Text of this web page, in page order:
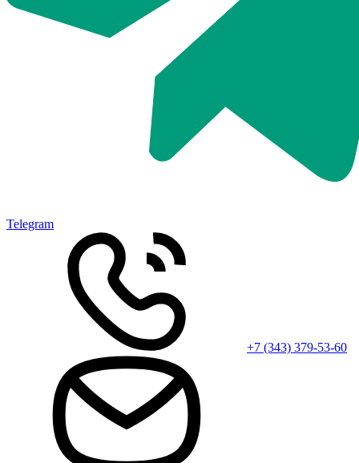
Telegram
+7 (343) 379-53-60